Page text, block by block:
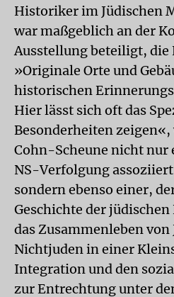
Historiker im Jüdischen
war maßgeblich an der
Ausstellung beteiligt, die
»Originale Orte und
historischen
Hier lässt sich oft das
Besonderheiten zeigen«,
Cohn-Scheune nicht nur
NS-Verfolgung
sondern ebenso einer,
Geschichte der
das Zusammenleben von
Nichtjuden in einer
Integration und den
zur Entrechtung unter